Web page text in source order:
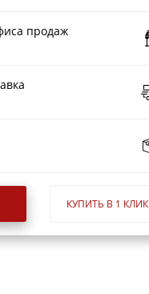
продаж
КУПИТЬ В 1 КЛИК